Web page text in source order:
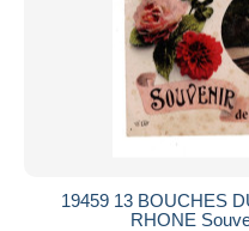
19459 13 BOUCHES
RHONE